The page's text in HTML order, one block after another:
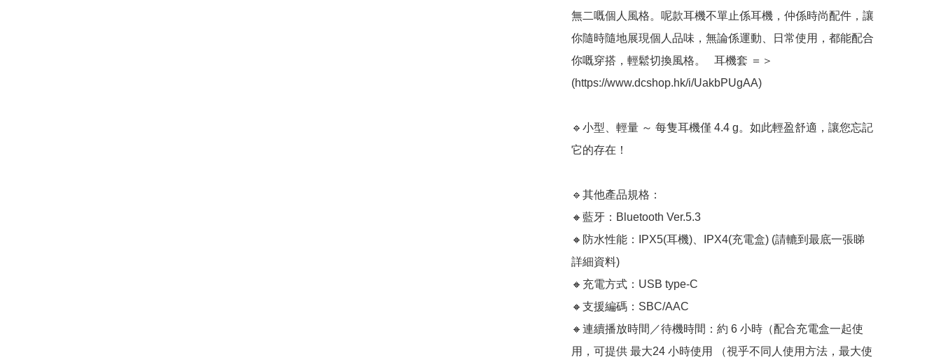
無二嘅個人風格。呢款耳機不單止係耳機，仲係時尚配件，讓
你隨時隨地展現個人品味，無論係運動、日常使用，都能配合
你嘅穿搭，輕鬆切換風格。   耳機套 ＝＞
(https://www.dcshop.hk/i/UakbPUgAA)
🔹小型、輕量 ～ 每隻耳機僅 4.4 g。如此輕盈舒適，讓您忘記
它的存在！
🔹其他產品規格：
🔸藍牙：Bluetooth Ver.5.3
🔸防水性能：IPX5(耳機)、IPX4(充電盒) (請轆到最底一張睇
詳細資料)
🔸充電方式：USB type-C
🔸支援編碼：SBC/AAC
🔸連續播放時間／待機時間：約 6 小時（配合充電盒一起使
用，可提供 最大24 小時使用 （視乎不同人使用方法，最大使